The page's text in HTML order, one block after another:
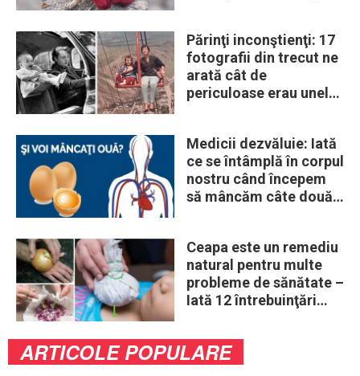
Părinţi inconştienţi: 17
fotografii din trecut ne
arată cât de
periculoase erau unele
Medicii dezvăluie: Iată
ce se întâmplă în corpul
nostru când începem
să mâncăm câte două
Ceapa este un remediu
natural pentru multe
probleme de sănătate –
Iată 12 întrebuinţări
ARTICOLE POPULARE